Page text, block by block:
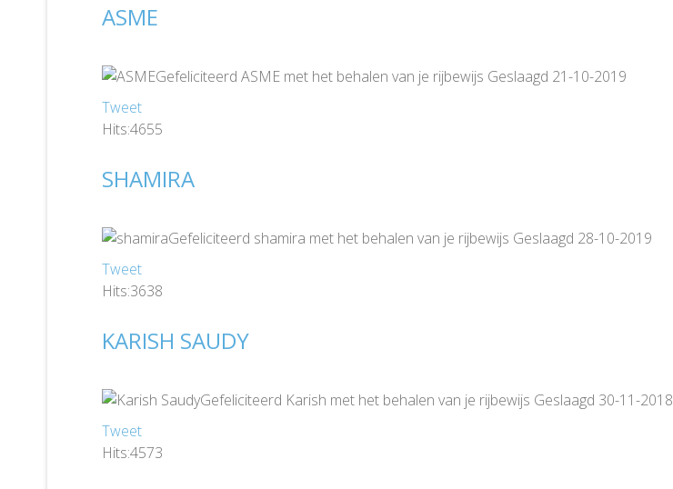
ASME
Gefeliciteerd ASME met het behalen van je rijbewijs Geslaagd 21-10-2019
Tweet
Hits:4655
SHAMIRA
Gefeliciteerd shamira met het behalen van je rijbewijs Geslaagd 28-10-2019
Tweet
Hits:3638
KARISH SAUDY
Gefeliciteerd Karish met het behalen van je rijbewijs Geslaagd 30-11-2018
Tweet
Hits:4573